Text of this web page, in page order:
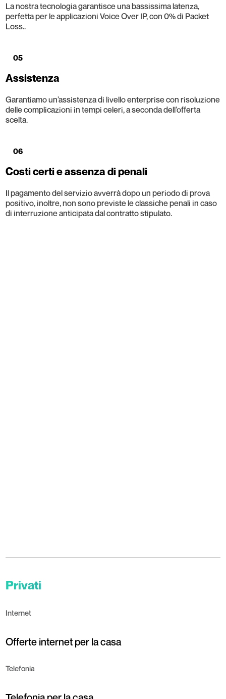
La nostra tecnologia garantisce una bassissima latenza,
perfetta per le applicazioni Voice Over IP, con 0% di Packet
Loss..
05
Assistenza
Garantiamo un’assistenza di livello enterprise con risoluzione
delle complicazioni in tempi celeri, a seconda dell’offerta
scelta.
06
Costi certi e assenza di penali
Il pagamento del servizio avverrà dopo un periodo di prova
positivo, inoltre, non sono previste le classiche penali in caso
di interruzione anticipata dal contratto stipulato.
Privati
Internet
Offerte internet per la casa
Telefonia